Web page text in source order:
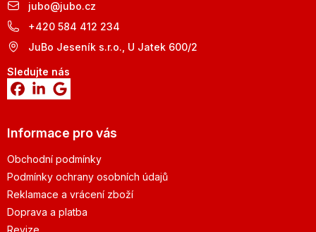
jubo@jubo.cz
+420 584 412 234
JuBo Jeseník s.r.o., U Jatek 600/2
Sledujte nás
Informace pro vás
Obchodní podmínky
Podmínky ochrany osobních údajů
Reklamace a vrácení zboží
Doprava a platba